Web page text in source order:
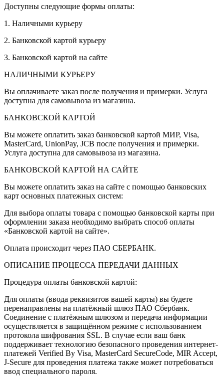
Доступны следующие формы оплаты:
1. Наличными курьеру
2. Банковской картой курьеру
3. Банковской картой на сайте
НАЛИЧНЫМИ КУРЬЕРУ
Вы оплачиваете заказ после получения и примерки. Услуга
доступна для самовывоза из магазина.
БАНКОВСКОЙ КАРТОЙ
Вы можете оплатить заказ банковской картой МИР, Visa,
MasterCard, UnionPay, JCB после получения и примерки.
Услуга доступна для самовывоза из магазина.
БАНКОВСКОЙ КАРТОЙ НА САЙТЕ
Вы можете оплатить заказ на сайте с помощью банковских
карт основных платежных систем:
Для выбора оплаты товара с помощью банковской карты при
оформлении заказа необходимо выбрать способ оплаты
«Банковской картой на сайте».
Оплата происходит через ПАО СБЕРБАНК.
ОПИСАНИЕ ПРОЦЕССА ПЕРЕДАЧИ ДАННЫХ
Процедура оплаты банковской картой:
Для оплаты (ввода реквизитов вашей карты) вы будете
перенаправлены на платёжный шлюз ПАО Сбербанк.
Соединение с платёжным шлюзом и передача информации
осуществляется в защищённом режиме с использованием
протокола шифрования SSL. В случае если ваш банк
поддерживает технологию безопасного проведения интернет-
платежей Verified By Visa, MasterCard SecureCode, MIR Accept,
J-Secure для проведения платежа также может потребоваться
ввод специального пароля.